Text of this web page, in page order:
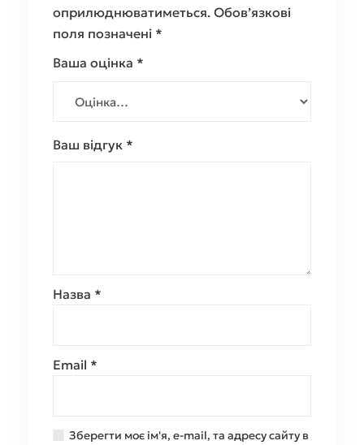
оприлюднюватиметься. Обов’язкові
поля позначені *
Ваша оцінка *
Ваш відгук *
Назва *
Email *
Зберегти моє ім'я, e-mail, та адресу сайту в